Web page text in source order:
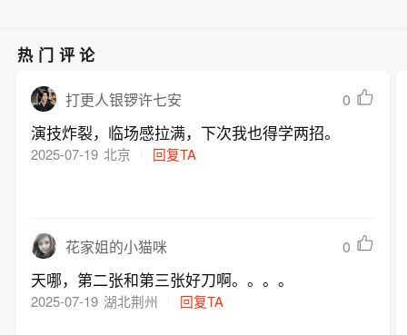
热门评论
打更人银锣许七安 0
演技炸裂，临场感拉满，下次我也得学两招。
2025-07-19 北京 回复TA
花家姐的小猫咪 0
天哪，第二张和第三张好刀啊。。。。
2025-07-19 湖北荆州 回复TA